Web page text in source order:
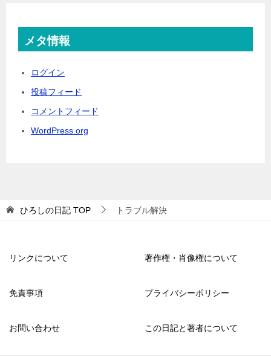
メタ情報
ログイン
投稿フィード
コメントフィード
WordPress.org
ひろしの日記 TOP トラブル解決
リンクについて 著作権・肖像権について
免責事項 プライバシーポリシー
お問い合わせ この日記と著者について